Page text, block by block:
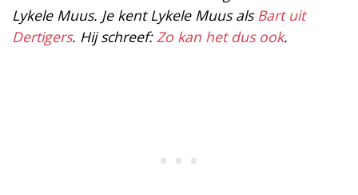
Lykele Muus. Je kent Lykele Muus als Bart uit
Dertigers. Hij schreef: Zo kan het dus ook.